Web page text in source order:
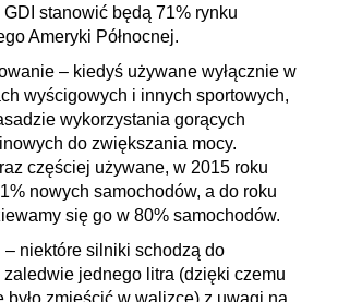
stanowić będą 71% rynku
Ameryki Północnej.
– kiedyś używane wyłącznie w
wyścigowych i innych sportowych,
wykorzystania gorących
do zwiększania mocy.
częściej używane, w 2015 roku
nowych samochodów, a do roku
się go w 80% samochodów.
– niektóre silniki schodzą do
jednego litra (dzięki czemu
było zmieścić w walizce) z uwagi na